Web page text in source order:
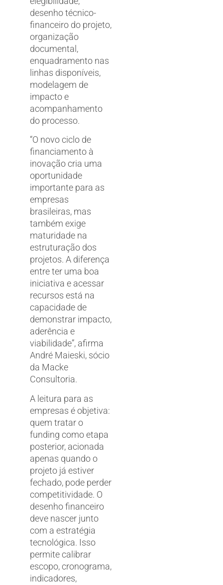
desenho técnico-
financeiro do projeto,
organização
documental,
enquadramento nas
linhas disponíveis,
modelagem de
impacto e
acompanhamento
do processo.
“O novo ciclo de
financiamento à
inovação cria uma
oportunidade
importante para as
empresas
brasileiras, mas
também exige
maturidade na
estruturação dos
projetos. A diferença
entre ter uma boa
iniciativa e acessar
recursos está na
capacidade de
demonstrar impacto,
aderência e
viabilidade”, afirma
André Maieski, sócio
da Macke
Consultoria.
A leitura para as
empresas é objetiva:
quem tratar o
funding como etapa
posterior, acionada
apenas quando o
projeto já estiver
fechado, pode perder
competitividade. O
desenho financeiro
deve nascer junto
com a estratégia
tecnológica. Isso
permite calibrar
escopo, cronograma,
indicadores,